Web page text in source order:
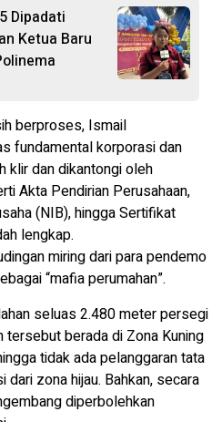
Dipadati
Ketua Baru
berproses, Ismail
fundamental korporasi dan
klir dan dikantongi oleh
Akta Pendirian Perusahaan,
(NIB), hingga Sertifikat
lengkap.
miring dari para pendemo
“mafia perumahan”.
seluas 2.480 meter persegi
berada di Zona Kuning
tidak ada pelanggaran tata
dari zona hijau. Bahkan, secara
diperbolehkan